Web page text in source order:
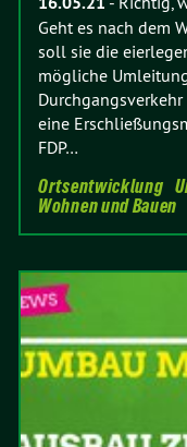
Geht es nach dem
soll sie die
mögliche
eine
FDP…
Ortsentwicklung
Wohnen und Bauen